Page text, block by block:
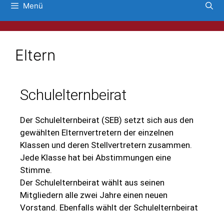
Menü
Eltern
Schulelternbeirat
Der Schulelternbeirat (SEB) setzt sich aus den
gewählten Elternvertretern der einzelnen
Klassen und deren Stellvertretern zusammen.
Jede Klasse hat bei Abstimmungen eine
Stimme.
Der Schulelternbeirat wählt aus seinen
Mitgliedern alle zwei Jahre einen neuen
Vorstand. Ebenfalls wählt der Schulelternbeirat